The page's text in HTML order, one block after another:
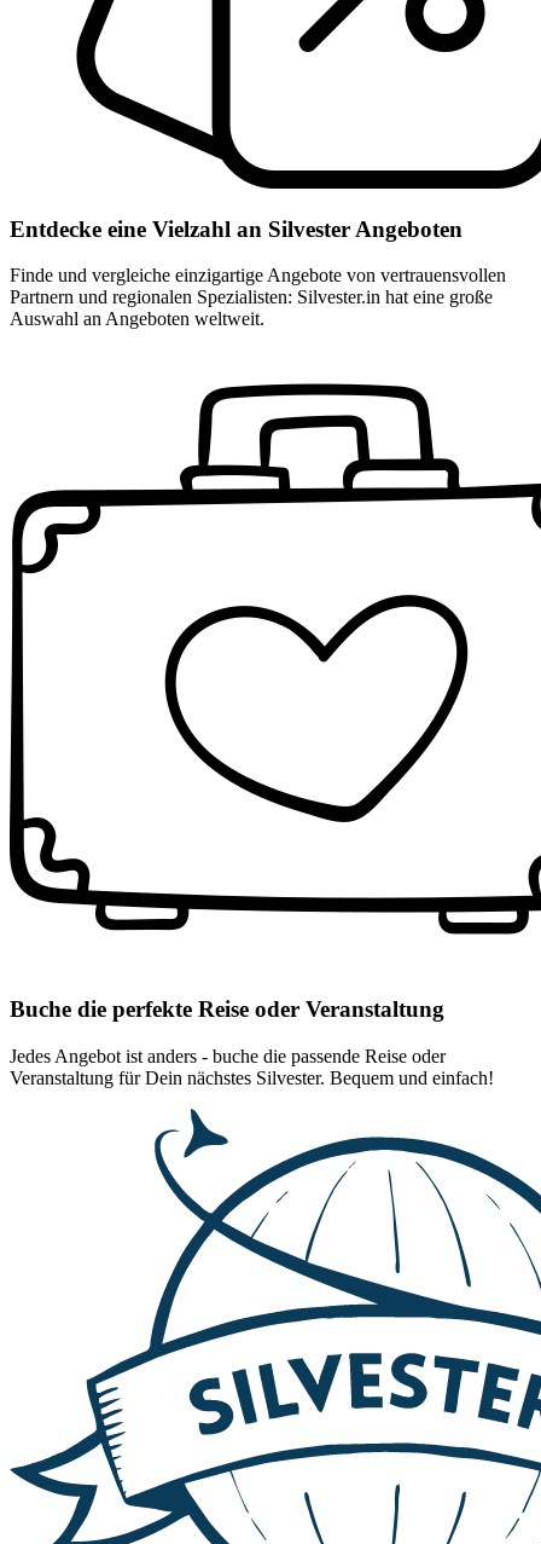
Entdecke eine Vielzahl an Silvester Angeboten
Finde und vergleiche einzigartige Angebote von vertrauensvollen
Partnern und regionalen Spezialisten: Silvester.in hat eine große
Auswahl an Angeboten weltweit.
Buche die perfekte Reise oder Veranstaltung
Jedes Angebot ist anders - buche die passende Reise oder
Veranstaltung für Dein nächstes Silvester. Bequem und einfach!